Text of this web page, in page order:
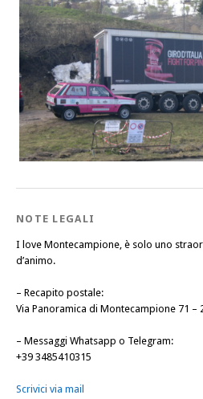
NOTE LEGALI
I love Montecampione, è solo uno
d’animo.
– Recapito postale:
Via Panoramica di Montecampione 71 –
– Messaggi Whatsapp o Telegram:
+39 3485410315
Scrivici via mail